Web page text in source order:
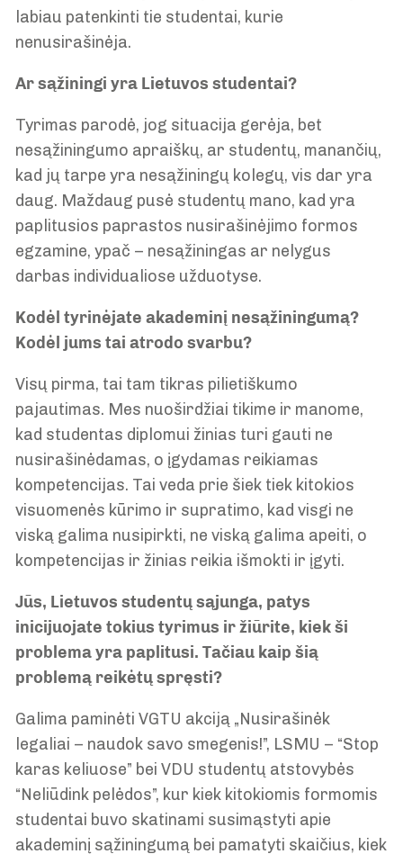
labiau patenkinti tie studentai, kurie
nenusirašinėja.
Ar sąžiningi yra Lietuvos studentai?
Tyrimas parodė, jog situacija gerėja, bet
nesąžiningumo apraiškų, ar studentų, manančių,
kad jų tarpe yra nesąžiningų kolegų, vis dar yra
daug. Maždaug pusė studentų mano, kad yra
paplitusios paprastos nusirašinėjimo formos
egzamine, ypač – nesąžiningas ar nelygus
darbas individualiose užduotyse.
Kodėl tyrinėjate akademinį nesąžiningumą?
Kodėl jums tai atrodo svarbu?
Visų pirma, tai tam tikras pilietiškumo
pajautimas. Mes nuoširdžiai tikime ir manome,
kad studentas diplomui žinias turi gauti ne
nusirašinėdamas, o įgydamas reikiamas
kompetencijas. Tai veda prie šiek tiek kitokios
visuomenės kūrimo ir supratimo, kad visgi ne
viską galima nusipirkti, ne viską galima apeiti, o
kompetencijas ir žinias reikia išmokti ir įgyti.
Jūs, Lietuvos studentų sąjunga, patys
inicijuojate tokius tyrimus ir žiūrite, kiek ši
problema yra paplitusi. Tačiau kaip šią
problemą reikėtų spręsti?
Galima paminėti VGTU akciją „Nusirašinėk
legaliai – naudok savo smegenis!”, LSMU – “Stop
karas keliuose” bei VDU studentų atstovybės
“Neliūdink pelėdos”, kur kiek kitokiomis formomis
studentai buvo skatinami susimąstyti apie
akademinį sąžiningumą bei pamatyti skaičius, kiek